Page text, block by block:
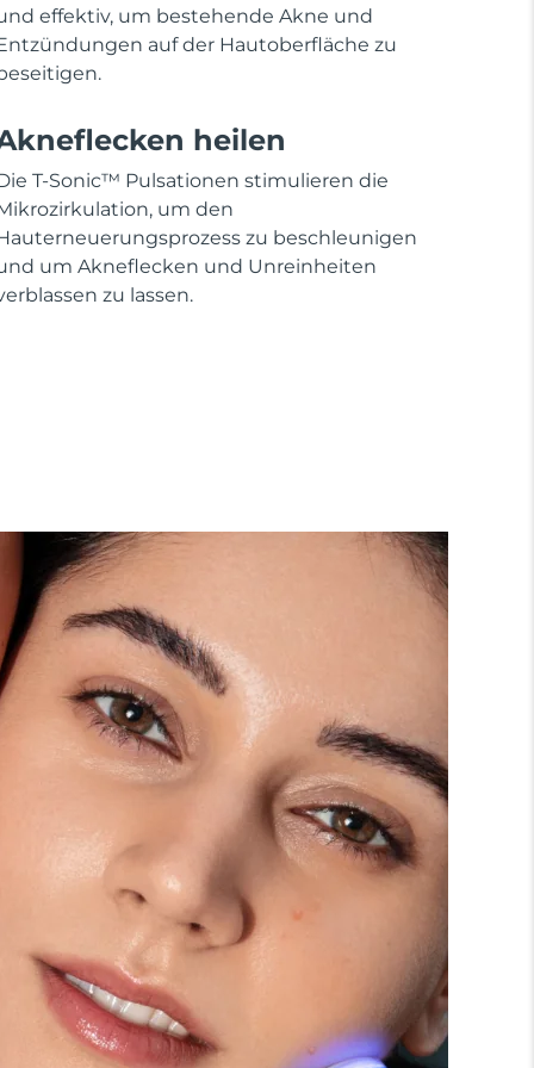
effektiv, um bestehende Akne und
auf der Hautoberfläche zu
heilen
T-Sonic™ Pulsationen stimulieren die
um den
zu beschleunigen
um Akneflecken und Unreinheiten
zu lassen.